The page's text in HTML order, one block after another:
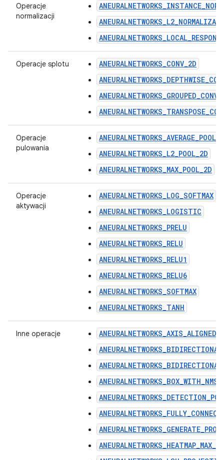
Operacje
normalizacji
Operacje splotu
ANEURALNETWORKS_CONV_2D
Operacje
pulowania
ANEURALNETWORKS_L2_POOL_2D
ANEURALNETWORKS_MAX_POOL_2D
Operacje
aktywacji
ANEURALNETWORKS_LOG_SOFTMAX
ANEURALNETWORKS_LOGISTIC
ANEURALNETWORKS_PRELU
ANEURALNETWORKS_RELU
ANEURALNETWORKS_RELU1
ANEURALNETWORKS_RELU6
ANEURALNETWORKS_SOFTMAX
ANEURALNETWORKS_TANH
Inne operacje